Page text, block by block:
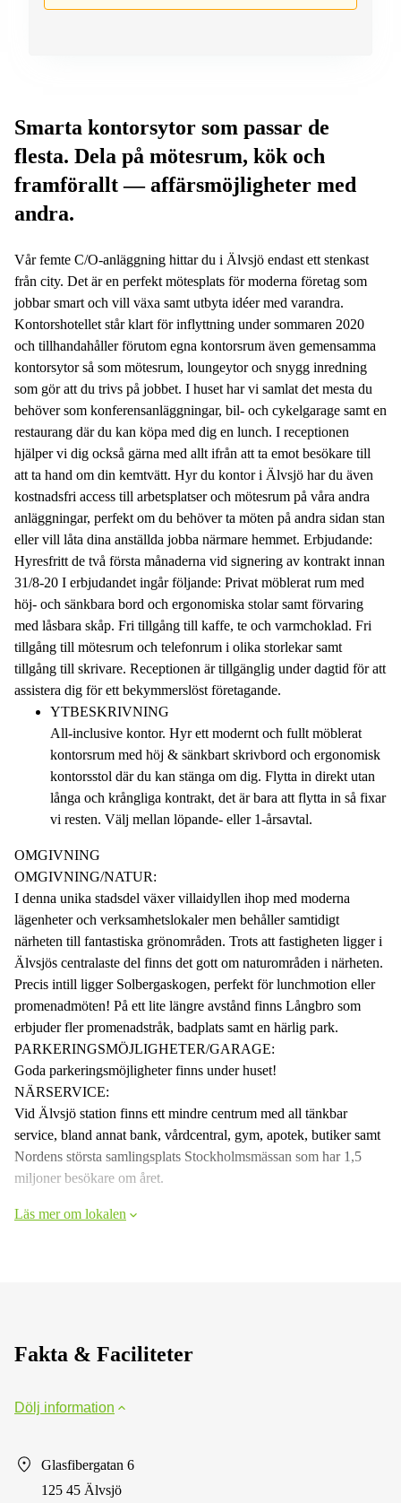
Smarta kontorsytor som passar de
flesta. Dela på mötesrum, kök och
framförallt — affärsmöjligheter med
andra.
Vår femte C/O-anläggning hittar du i Älvsjö endast ett stenkast
från city. Det är en perfekt mötesplats för moderna företag som
jobbar smart och vill växa samt utbyta idéer med varandra.
Kontorshotellet står klart för inflyttning under sommaren 2020
och tillhandahåller förutom egna kontorsrum även gemensamma
kontorsytor så som mötesrum, loungeytor och snygg inredning
som gör att du trivs på jobbet. I huset har vi samlat det mesta du
behöver som konferensanläggningar, bil- och cykelgarage samt en
restaurang där du kan köpa med dig en lunch. I receptionen
hjälper vi dig också gärna med allt ifrån att ta emot besökare till
att ta hand om din kemtvätt. Hyr du kontor i Älvsjö har du även
kostnadsfri access till arbetsplatser och mötesrum på våra andra
anläggningar, perfekt om du behöver ta möten på andra sidan stan
eller vill låta dina anställda jobba närmare hemmet. Erbjudande:
Hyresfritt de två första månaderna vid signering av kontrakt innan
31/8-20 I erbjudandet ingår följande: Privat möblerat rum med
höj- och sänkbara bord och ergonomiska stolar samt förvaring
med låsbara skåp. Fri tillgång till kaffe, te och varmchoklad. Fri
tillgång till mötesrum och telefonrum i olika storlekar samt
tillgång till skrivare. Receptionen är tillgänglig under dagtid för att
assistera dig för ett bekymmerslöst företagande.
YTBESKRIVNING
All-inclusive kontor. Hyr ett modernt och fullt möblerat
kontorsrum med höj & sänkbart skrivbord och ergonomisk
kontorsstol där du kan stänga om dig. Flytta in direkt utan
långa och krångliga kontrakt, det är bara att flytta in så fixar
vi resten. Välj mellan löpande- eller 1-årsavtal.
OMGIVNING
OMGIVNING/NATUR:
I denna unika stadsdel växer villaidyllen ihop med moderna
lägenheter och verksamhetslokaler men behåller samtidigt
närheten till fantastiska grönområden. Trots att fastigheten ligger i
Älvsjös centralaste del finns det gott om naturområden i närheten.
Precis intill ligger Solbergaskogen, perfekt för lunchmotion eller
promenadmöten! På ett lite längre avstånd finns Långbro som
erbjuder fler promenadstråk, badplats samt en härlig park.
PARKERINGSMÖJLIGHETER/GARAGE:
Goda parkeringsmöjligheter finns under huset!
NÄRSERVICE:
Vid Älvsjö station finns ett mindre centrum med all tänkbar
service, bland annat bank, vårdcentral, gym, apotek, butiker samt
Nordens största samlingsplats Stockholmsmässan som har 1,5
miljoner besökare om året.
Läs mer om lokalen
Fakta & Faciliteter
Dölj information
Glasfibergatan 6
125 45 Älvsjö